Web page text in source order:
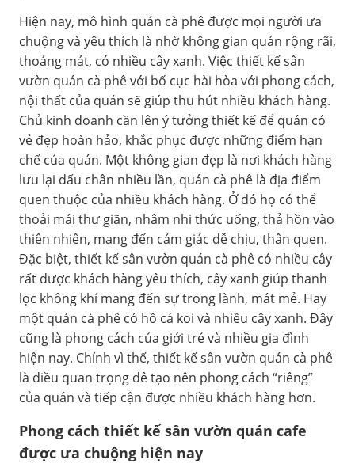
Hiện nay, mô hình quán cà phê được mọi người ưa
chuộng và yêu thích là nhờ không gian quán rộng rãi,
thoáng mát, có nhiều cây xanh. Việc thiết kế sân
vườn quán cà phê với bố cục hài hòa với phong cách,
nội thất của quán sẽ giúp thu hút nhiều khách hàng.
Chủ kinh doanh cần lên ý tưởng thiết kế để quán có
vẻ đẹp hoàn hảo, khắc phục được những điểm hạn
chế của quán. Một không gian đẹp là nơi khách hàng
lưu lại dấu chân nhiều lần, quán cà phê là địa điểm
quen thuộc của nhiều khách hàng. Ở đó họ có thể
thoải mái thư giãn, nhâm nhi thức uống, thả hồn vào
thiên nhiên, mang đến cảm giác dễ chịu, thân quen.
Đặc biệt, thiết kế sân vườn quán cà phê có nhiều cây
rất được khách hàng yêu thích, cây xanh giúp thanh
lọc không khí mang đến sự trong lành, mát mẻ. Hay
một quán cà phê có hồ cá koi và nhiều cây xanh. Đây
cũng là phong cách của giới trẻ và nhiều gia đình
hiện nay. Chính vì thế, thiết kế sân vườn quán cà phê
là điều quan trọng đê tạo nên phong cách “riêng”
của quán và tiếp cận được nhiều khách hàng hơn.
Phong cách thiết kế sân vườn quán cafe
được ưa chuộng hiện nay